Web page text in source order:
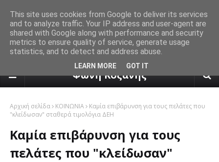
πρόγνωση καιρού από το
Φωνή Κοζάνης
Αρχική σελίδα ΚΟΙΝΩΝΙΑ
Καμία επιβάρυνση για τους πελάτες που
"κλείδωσαν" σταθερά τιμολόγια ΔΕΗ
Καμία επιβάρυνση για τους
πελάτες που "κλείδωσαν"
This site uses cookies from Google to deliver its services
and to analyze traffic. Your IP address and user-agent are
shared with Google along with performance and security
metrics to ensure quality of service, generate usage
statistics, and to detect and address abuse.
LEARN MORE GOT IT